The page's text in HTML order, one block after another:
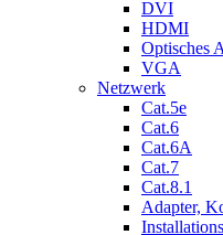
DVI
HDMI
Optisches
VGA
Netzwerk
Cat.5e
Cat.6
Cat.6A
Cat.7
Cat.8.1
Adapter,